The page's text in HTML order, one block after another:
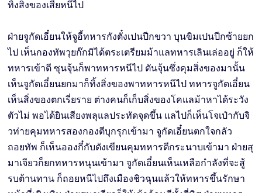
ทิ้งสิ่งของเสียหนีไป
ฝ่ายจูกัดเอี๋ยนให้จูอี้ทหารกังตั๋งเปนปีกขวา บุนขิมเปนปีกซ้ายยก
ไป เห็นกองทัพวุยก๊กมิได้ตระเตรียมม้าแลทหารเลินเล่ออยู่ ก็ให้
ทหารเข้าตี ซุนจุ้นก็พาทหารหนีไป ตันจุ้นซึ่งคุมสิ่งของมานั้น
เห็นจูกัดเอี๋ยนยกมาก็ทิ้งสิ่งของพาทหารหนีไป ทหารจูกัดเอี๋ยน
เห็นสิ่งของตกเรี่ยราย ต่างคนก็เก็บสิ่งของโคแลม้าหาได้ระวัง
ตัวไม่ พอได้ยินเสียงพลุแลประทัดจุดขึ้น แลไปก็เห็นโจเป๋ากับจิ
วท่ายคุมทหารสองกองตีบุกรุกเข้ามา จูกัดเอี๋ยนตกใจกลัว
ถอยทัพ ก็เห็นอองกี๋กับตังเขียนคุมทหารตีกระนาบเข้ามา ฝ่ายสุ
มาเจียวก็ยกทหารหนุนเข้ามา จูกัดเอี๋ยนเห็นเหลือกำลังที่จะสู้
รบต้านทาน ก็ถอยหนีไปถึงเมืองชิวฉุนแล้วให้ทหารขึ้นรักษา